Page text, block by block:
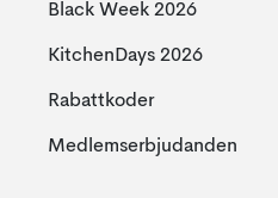
Black Week 2026
KitchenDays 2026
Rabattkoder
Medlemserbjudanden